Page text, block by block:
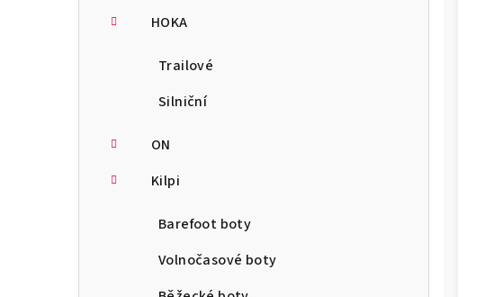
HOKA
Trailové
Silniční
ON
Kilpi
Barefoot boty
Volnočasové boty